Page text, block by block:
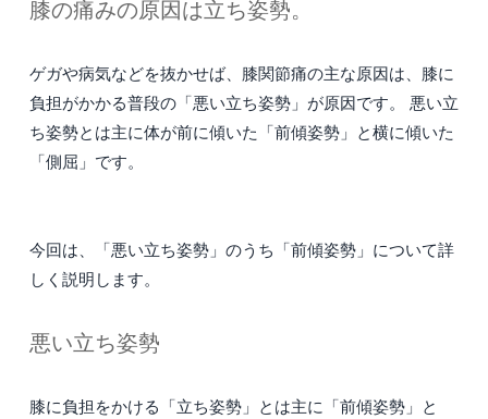
膝の痛みの原因は立ち姿勢。
ゲガや病気などを抜かせば、膝関節痛の主な原因は、膝に
負担がかかる普段の「悪い立ち姿勢」が原因です。 悪い立
ち姿勢とは主に体が前に傾いた「前傾姿勢」と横に傾いた
「側屈」です。
今回は、「悪い立ち姿勢」のうち「前傾姿勢」について詳
しく説明します。
悪い立ち姿勢
膝に負担をかける「立ち姿勢」とは主に「前傾姿勢」と